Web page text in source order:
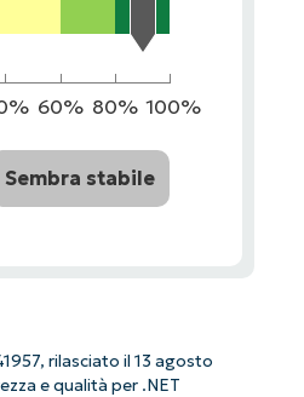
60% 80% 100%
Sembra stabile
rilasciato il 13 agosto
e qualità per .NET